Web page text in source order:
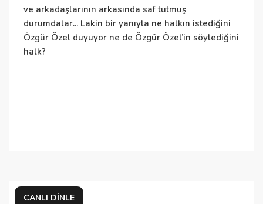
ve arkadaşlarının arkasında saf tutmuş
durumdalar... Lakin bir yanıyla ne halkın istediğini
Özgür Özel duyuyor ne de Özgür Özel’in söylediğini
halk?
CANLI DINLE